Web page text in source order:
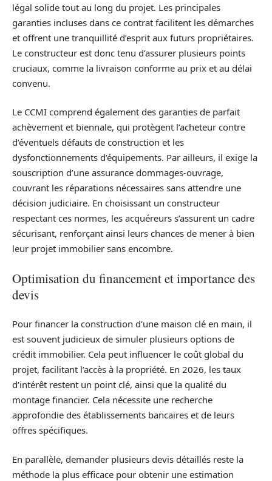
légal solide tout au long du projet. Les principales
garanties incluses dans ce contrat facilitent les démarches
et offrent une tranquillité d’esprit aux futurs propriétaires.
Le constructeur est donc tenu d’assurer plusieurs points
cruciaux, comme la livraison conforme au prix et au délai
convenu.
Le CCMI comprend également des garanties de parfait
achèvement et biennale, qui protègent l’acheteur contre
d’éventuels défauts de construction et les
dysfonctionnements d’équipements. Par ailleurs, il exige la
souscription d’une assurance dommages-ouvrage,
couvrant les réparations nécessaires sans attendre une
décision judiciaire. En choisissant un constructeur
respectant ces normes, les acquéreurs s’assurent un cadre
sécurisant, renforçant ainsi leurs chances de mener à bien
leur projet immobilier sans encombre.
Optimisation du financement et importance des
devis
Pour financer la construction d’une maison clé en main, il
est souvent judicieux de simuler plusieurs options de
crédit immobilier. Cela peut influencer le coût global du
projet, facilitant l’accès à la propriété. En 2026, les taux
d’intérêt restent un point clé, ainsi que la qualité du
montage financier. Cela nécessite une recherche
approfondie des établissements bancaires et de leurs
offres spécifiques.
En parallèle, demander plusieurs devis détaillés reste la
méthode la plus efficace pour obtenir une estimation